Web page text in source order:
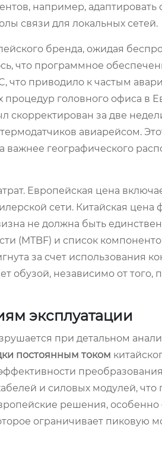
например, адаптировать
связи для локальных сетей.
бренда, ожидая
что программное
что приводило к частым
головного офиса в
скорректирован за две
авиарейсом.
важнее географического
Европейская цена
сети. Китайская цена
не должна быть
(MTBF) и список
за счет использования
обузой, независимо от того,
эксплуатации
при детальном
постоянным током
и силовых модулей, что
решения, особенно
ограничивает пиковую